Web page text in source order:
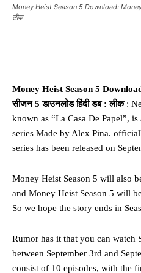
Money Heist Season 5 Download: Money
लीक
Money Heist Season 5
सीजन 5 डाउनलोड हिंदी डब : लीक :
known as “La Casa De Papel”,
series Made by Alex Pina.
series has been released on
Money Heist Season 5 will also
and Money Heist Season 5 will
So we hope the story ends in
Rumor has it that you can watch
between September 3rd and
consist of 10 episodes, with the